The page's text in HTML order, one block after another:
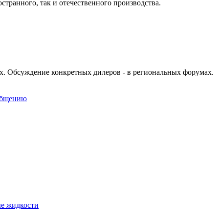
так и отечественного производства.
Обсуждение конкретных дилеров - в региональных форумах.
жидкости